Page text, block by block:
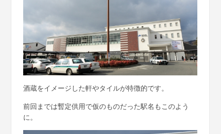
酒蔵をイメージした軒やタイルが特徴的です。
前回までは暫定供用で仮のものだった駅名もこのよう
に。